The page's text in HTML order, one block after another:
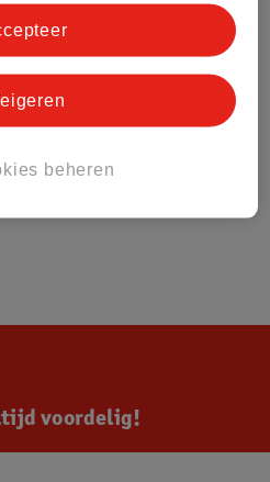
voordelig!
beheren